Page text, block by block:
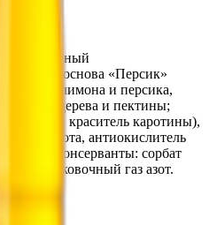
сок яблочный
основа «Персик»
лимона и персика,
камедь дерева и пектины;
кислота, краситель каротины),
кислота, антиокислитель
консерванты: сорбат
упаковочный газ азот.